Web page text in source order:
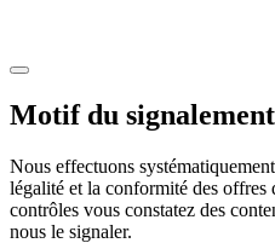
Motif du signalement
Nous effectuons
légalité et la conformité des offres
contrôles vous constatez des
nous le signaler.